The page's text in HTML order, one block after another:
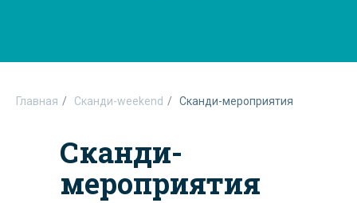
Главная / Сканди-weekend / Сканди-мероприятия
Сканди-
мероприятия